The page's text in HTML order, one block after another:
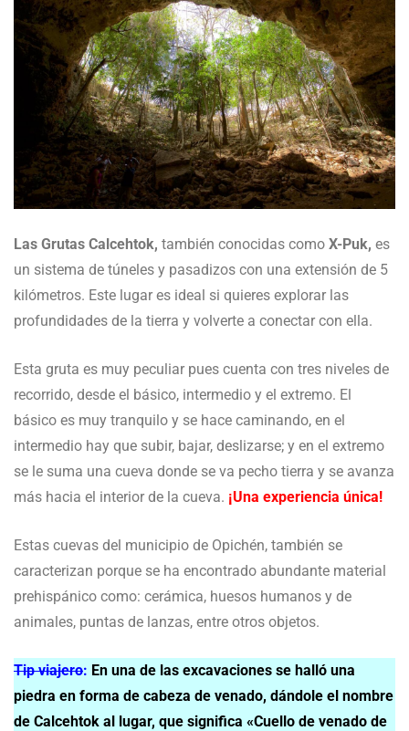
Las Grutas Calcehtok, también conocidas como X-Puk, es
un sistema de túneles y pasadizos con una extensión de 5
kilómetros. Este lugar es ideal si quieres explorar las
profundidades de la tierra y volverte a conectar con ella.
Esta gruta es muy peculiar pues cuenta con tres niveles de
recorrido, desde el básico, intermedio y el extremo. El
básico es muy tranquilo y se hace caminando, en el
intermedio hay que subir, bajar, deslizarse; y en el extremo
se le suma una cueva donde se va pecho tierra y se avanza
más hacia el interior de la cueva. ¡Una experiencia única!
Estas cuevas del municipio de Opichén, también se
caracterizan porque se ha encontrado abundante material
prehispánico como: cerámica, huesos humanos y de
animales, puntas de lanzas, entre otros objetos.
Tip viajero: En una de las excavaciones se halló una
piedra en forma de cabeza de venado, dándole el nombre
de Calcehtok al lugar, que significa «Cuello de venado de